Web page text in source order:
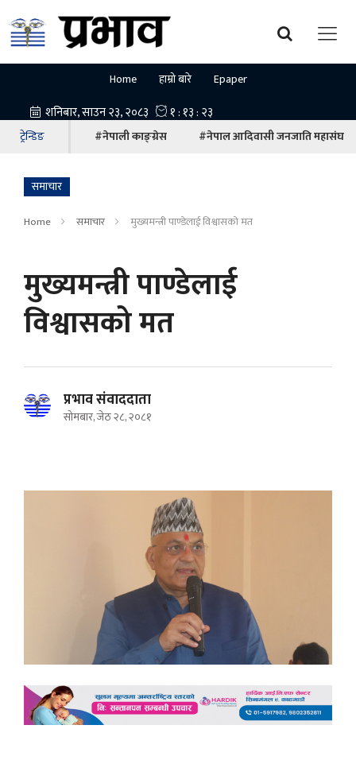
Home हाम्रो बारे Epaper
ट्रेन्डिङ #नेपाली काङ्ग्रेस #नेपाल आदिवासी जनजाति महासंघ
समाचार
Home समाचार मुख्यमन्त्री पाण्डेलाई विश्वासको मत
मुख्यमन्त्री पाण्डेलाई
विश्वासको मत
प्रभाव संवाददाता
सोमबार, जेठ २८, २०८१